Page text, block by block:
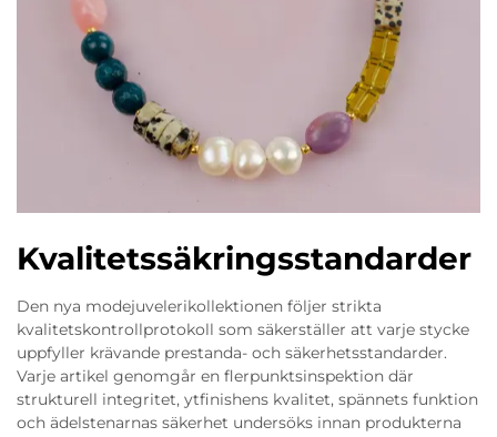
Kvalitetssäkringsstandarder
Den nya modejuvelerikollektionen följer strikta
kvalitetskontrollprotokoll som säkerställer att varje stycke
uppfyller krävande prestanda- och säkerhetsstandarder.
Varje artikel genomgår en flerpunktsinspektion där
strukturell integritet, ytfinishens kvalitet, spännets funktion
och ädelstenarnas säkerhet undersöks innan produkterna